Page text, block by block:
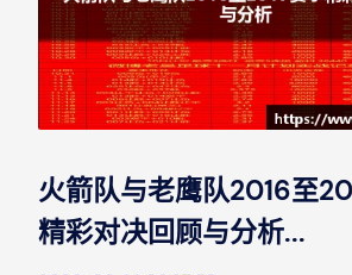
火箭队与老鹰队2016至
精彩对决回顾与分析...